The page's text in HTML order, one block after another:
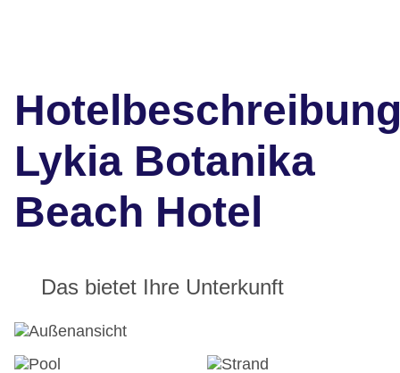
Lykia Botanika
Beach Hotel
Das bietet Ihre Unterkunft